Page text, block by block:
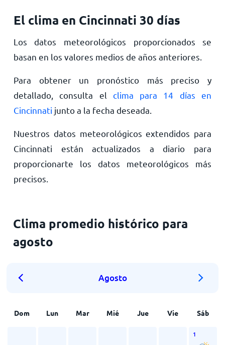
El clima en Cincinnati 30 días
Los datos meteorológicos proporcionados se
basan en los valores medios de años anteriores.
Para obtener un pronóstico más preciso y
detallado, consulta el clima para 14 días en
Cincinnati junto a la fecha deseada.
Nuestros datos meteorológicos extendidos para
Cincinnati están actualizados a diario para
proporcionarte los datos meteorológicos más
precisos.
Clima promedio histórico para
agosto
Agosto
Dom Lun Mar Mié Jue Vie Sáb
1